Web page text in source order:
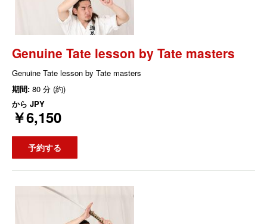
Genuine Tate lesson by Tate masters
Genuine Tate lesson by Tate masters
期間: 80 分 (約)
から JPY
￥6,150
予約する